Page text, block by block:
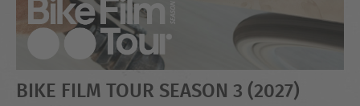
BIKE FILM TOUR SEASON 3 (2027)